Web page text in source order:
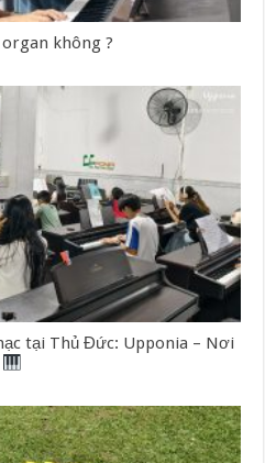
không ?
tại Thủ Đức: Upponia – Nơi